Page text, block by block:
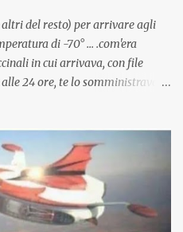
altri del resto) per arrivare agli
di -70° ... .com'era
in cui arrivava, con file
24 ore, te lo somministravano
era "spettacolare Ghiacciato, ma
Ambiente"! Riproponiamo